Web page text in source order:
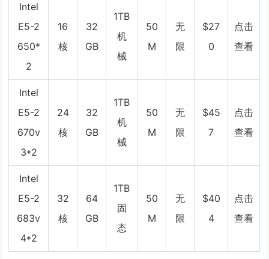
Intel
E5-2
650*
2
16
核
32
GB
1TB
机
械
50
M
无
限
$27
0
点击
查看
Intel
E5-2
670v
3*2
24
核
32
GB
1TB
机
械
50
M
无
限
$45
7
点击
查看
Intel
E5-2
683v
4*2
32
核
64
GB
1TB
固
态
50
M
无
限
$40
4
点击
查看